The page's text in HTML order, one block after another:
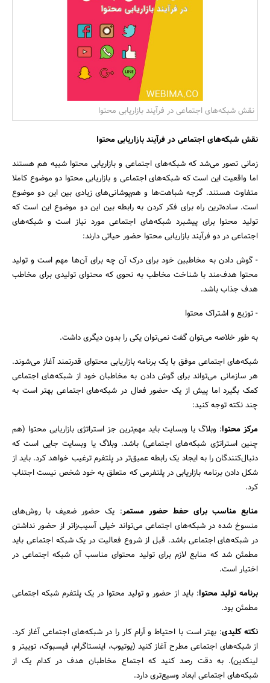
مسکن و ساختمان
نقش شبکه‌های اجتماعی در فرآیند بازاریابی محتوا
نقش شبکه‌های اجتماعی در فرآیند بازاریابی محتوا
زمانی تصور می‌شد که شبکه‌های اجتماعی و بازاریابی محتوا شبیه هم هستند
اما واقعیت این است که شبکه‌های اجتماعی و بازاریابی محتوا دو موضوع کاملا
متفاوت هستند. گرجه شباهت‌ها و هم‌پوشانی‌های زیادی بین این دو موضوع
است. ساده‌ترین راه برای فکر کردن به رابطه بین این دو موضوع این است که
تولید محتوا برای پیشبرد شبکه‌های اجتماعی مورد نیاز است و شبکه‌های
اجتماعی در دو فرآیند بازاریابی محتوا حضور حیاتی دارند:
- گوش دادن به مخاطبین خود برای درک آن چه برای آن‌ها مهم است و تولید
محتوا هدف‌مند با شناخت مخاطب به نحوی که محتوای تولیدی برای مخاطب
هدف جذاب باشد.
- توزیع و اشتراک محتوا
به طور خلاصه می‌توان گفت نمی‌توان یکی را بدون دیگری داشت.
شبکه‌های اجتماعی موفق با یک برنامه بازاریابی محتوای قدرتمند آغاز می‌شوند.
هر سازمانی می‌تواند برای گوش دادن به مخاطبان خود از شبکه‌های اجتماعی
کمک بگیرد اما پیش از یک حضور فعال در شبکه‌های اجتماعی بهتر است به
چند نکته توجه کنید:
مرکز محتوا: وبلاگ یا وبسایت باید مهم‌ترین جز استراتژی بازاریابی محتوا (هم
چنین استراتژی شبکه‌های اجتماعی) باشد. وبلاگ یا وبسایت جایی است که
دنبال‌کنندگان را به ایجاد یک رابطه عمیق‌تر در پلتفرم ترغیب خواهد کرد. باید از
شکل دادن برنامه بازاریابی در پلتفرمی که متعلق به خود شخص نیست اجتناب
کرد.
منابع مناسب برای حفط حضور مستمر: یک حضور ضعیف با روش‌های
منسوخ شده در شبکه‌های اجتماعی می‎‌تواند خیلی آسیب‌زاتر از حضور نداشتن
در شبکه‌های اجتماعی باشد. قبل از شروع فعالیت در یک شبکه اجتماعی باید
مطمئن شد که منابع لازم برای تولید محتوای مناسب آن شبکه اجتماعی در
اختیار است.
برنامه تولید محتوا: باید از حضور و تولید محتوا در یک پلتفرم شبکه اجتماعی
مطمئن بود.
نکته کلیدی: بهتر است با احتیاط و آرام کار را در شبکه‌های اجتماعی آغاز کرد.
از شبکه‌های اجتماعی مطرح آغاز کنید (یوتیوب، اینستاگرام، فیسبوک، توییتر و
لینکدین). به دقت رصد کنید که اجتماع مخاطبان هدف در کدام یک از
شبکه‌های اجتماعی ابعاد وسیع‌تری دارد.